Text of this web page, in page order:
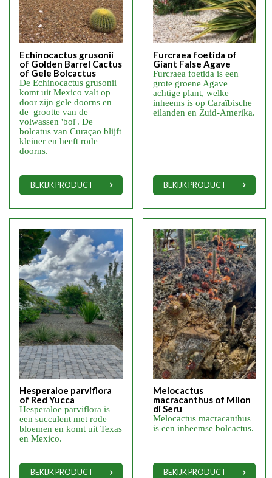
Echinocactus grusonii
of Golden Barrel Cactus
of Gele Bolcactus
De Echinocactus grusonii
komt uit Mexico valt op
door zijn gele doorns en
de grootte van de
volwassen 'bol'. De
bolcatus van Curaçao blijft
kleiner en heeft rode
doorns.
BEKIJK PRODUCT
Furcraea foetida of
Giant False Agave
Furcraea foetida is een
grote groene Agave
achtige plant, welke
inheems is op Caraïbische
eilanden en Zuid-Amerika.
BEKIJK PRODUCT
Hesperaloe parviflora
of Red Yucca
Hesperaloe parviflora is
een succulent met rode
bloemen en komt uit Texas
en Mexico.
BEKIJK PRODUCT
Melocactus
macracanthus of Milon
di Seru
Melocactus macracanthus
is een inheemse bolcactus.
BEKIJK PRODUCT